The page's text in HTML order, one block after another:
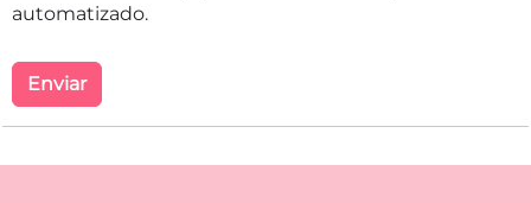
automatizado.